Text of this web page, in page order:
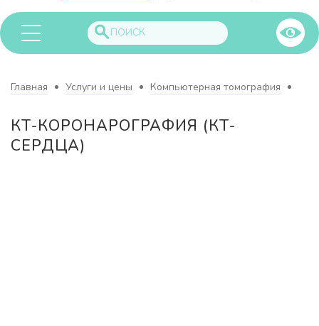
Главная Услуги и цены Компьютерная томография
КТ-КОРОНАРОГРАФИЯ (КТ-
СЕРДЦА)